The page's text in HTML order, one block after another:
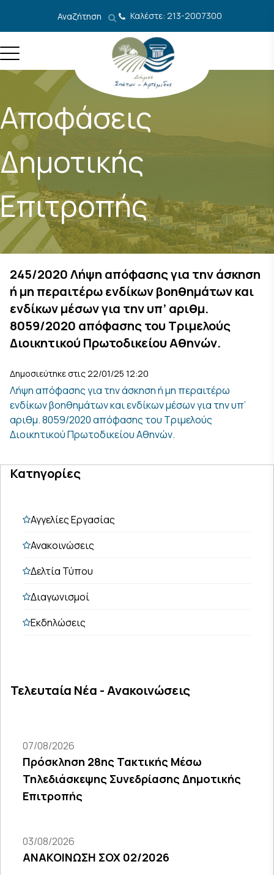
Αναζήτηση Καλέστε: 213-2007300
Αποφάσεις
Δημοτικής
Επιτροπής
245/2020 Λήψη απόφασης για την άσκηση
ή μη περαιτέρω ενδίκων βοηθημάτων και
ενδίκων μέσων για την υπ’ αριθμ.
8059/2020 απόφασης του Τριμελούς
Διοικητικού Πρωτοδικείου Αθηνών.
Δημοσιεύτηκε στις 22/01/25 12:20
Λήψη απόφασης για την άσκηση ή μη περαιτέρω
ενδίκων βοηθημάτων και ενδίκων μέσων για την υπ’
αριθμ. 8059/2020 απόφασης του Τριμελούς
Διοικητικού Πρωτοδικείου Αθηνών.
Κατηγορίες
Αγγελίες Εργασίας
Ανακοινώσεις
Δελτία Τύπου
Διαγωνισμοί
Εκδηλώσεις
Τελευταία Νέα - Ανακοινώσεις
07/08/2026
Πρόσκληση 28ης Τακτικής Μέσω
Τηλεδιάσκεψης Συνεδρίασης Δημοτικής
Επιτροπής
03/08/2026
ΑΝΑΚΟΙΝΩΣΗ ΣΟΧ 02/2026